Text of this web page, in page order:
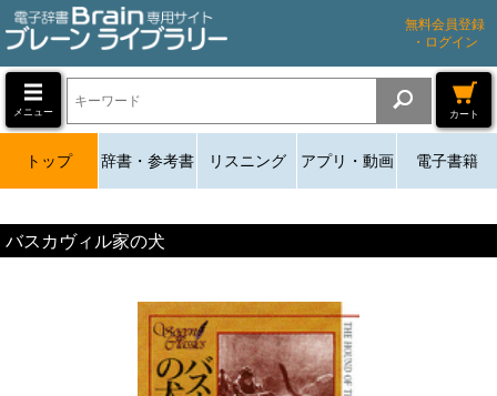
無料会員登録
・ログイン
メニュー カート
トップ 辞書・参考書 リスニング アプリ・動画 電子書籍
バスカヴィル家の犬